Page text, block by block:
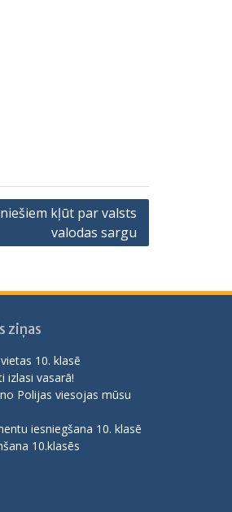
kļūt par valsts
valodas sargu
ziņas
10. klasē
izlasi vasarā!
Polijas viesojas mūsu
iesniegšana 10. klasē
10.klasēs